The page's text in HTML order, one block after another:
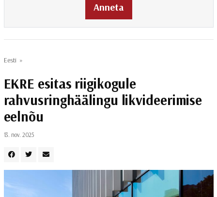
Anneta
Eesti »
EKRE esitas riigikogule
rahvusringhäälingu likvideerimise
eelnõu
13. nov. 2025